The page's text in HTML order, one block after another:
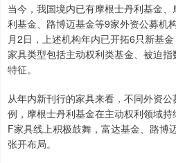
当今，我国境内已有摩根士丹利基金
利基金、路博迈基金等9家外资公募机
月2日，上述机构年内已开拓6只新基
家具类型包括主动权利类基金、被迫
特征。
从年内新刊行的家具来看，不同外资
例，摩根士丹利基金在主动权利领域
F家具线上积极鼓舞，富达基金、路博
张开布局。